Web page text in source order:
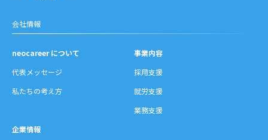
会社情報
neocareer について
代表メッセージ
私たちの考え方
事業内容
採用支援
就労支援
業務支援
企業情報